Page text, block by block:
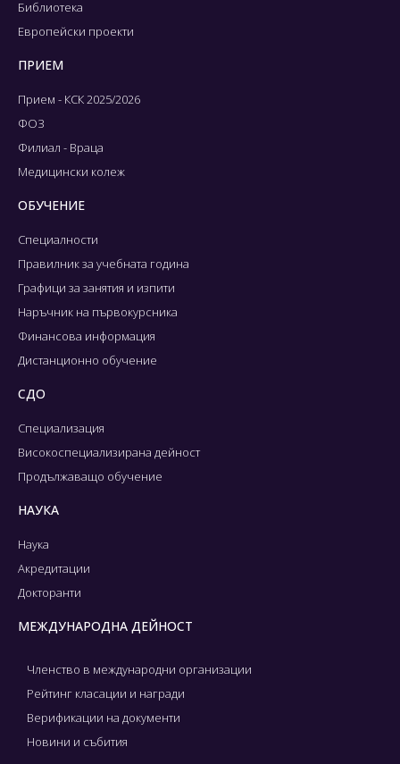
Библиотека
Европейски проекти
ПРИЕМ
Прием - КСК 2025/2026
ФОЗ
Филиал - Враца
Медицински колеж
ОБУЧЕНИЕ
Специалности
Правилник за учебната година
Графици за занятия и изпити
Наръчник на първокурсника
Финансова информация
Дистанционно обучение
СДО
Специализация
Високоспециализирана дейност
Продължаващо обучение
НАУКА
Наука
Акредитации
Докторанти
МЕЖДУНАРОДНА ДЕЙНОСТ
Членство в международни организации
Рейтинг класации и награди
Верификации на документи
Новини и събития